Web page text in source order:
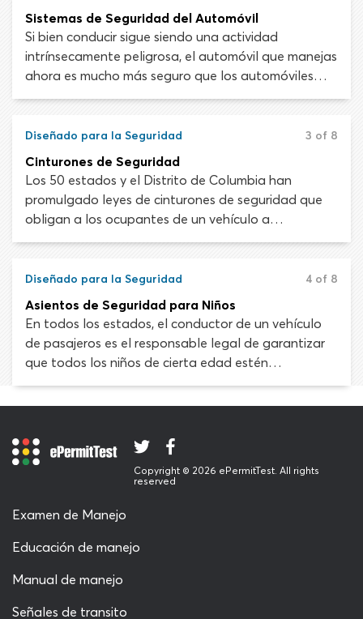
Sistemas de Seguridad del Automóvil
Si bien conducir sigue siendo una actividad
intrínsecamente peligrosa, el automóvil que manejas
ahora es mucho más seguro que los automóviles
que las personas manejaban hace 30 o 40 años.
los nuevos desarrollos en tecnología de seguridad y
las muchas formas en que se ha construido tu
automóvil para protegerte.
Diseñado para la Seguridad 3 of 8
Cinturones de Seguridad
Los 50 estados y el Distrito de Columbia han
promulgado leyes de cinturones de seguridad que
obligan a los ocupantes de un vehículo a
abrocharse. Siempre debes usar el cinturón de
pongan el suyo. Se ha demostrado sin lugar a duda
que los cinturones de seguridad salvan vidas.
Diseñado para la Seguridad 4 of 8
Asientos de Seguridad para Niños
En todos los estados, el conductor de un vehículo
de pasajeros es el responsable legal de garantizar
que todos los niños de cierta edad estén
asegurados con un sistema de sujeción adecuado.
mayoría impone multas de hasta $100 por las
primeras infracciones. Para los reincidentes, esto
puede aumentar hasta $1.000 o más.
Copyright © 2026 ePermitTest. All rights
reserved
Examen de Manejo
Educación de manejo
Manual de manejo
Señales de transito